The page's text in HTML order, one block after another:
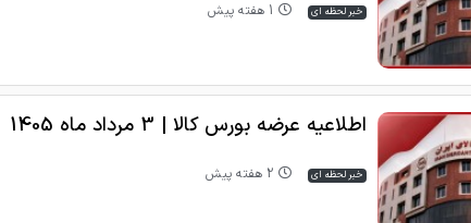
خبر لحظه ای 1 هفته پیش
اطلاعیه عرضه بورس کالا | 3 مرداد ماه 1405
خبر لحظه ای 2 هفته پیش